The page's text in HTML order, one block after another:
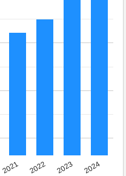
2021 2022 2023 2024